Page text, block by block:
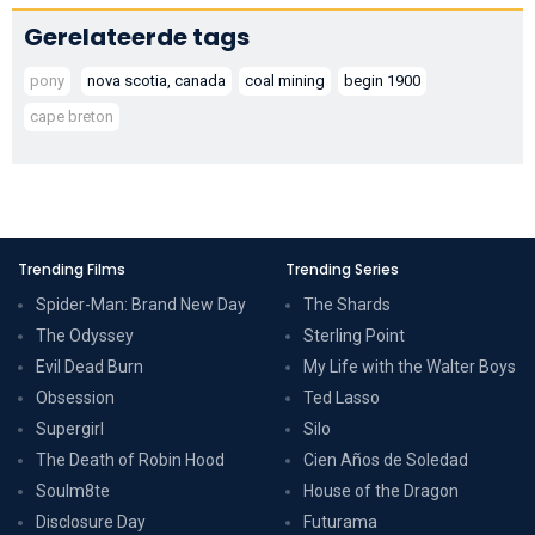
Gerelateerde tags
pony nova scotia, canada coal mining
begin 1900
cape breton
Trending Films
Spider-Man: Brand New Day
The Odyssey
Evil Dead Burn
Obsession
Supergirl
The Death of Robin Hood
Soulm8te
Disclosure Day
Trending Series
The Shards
Sterling Point
My Life with the Walter Boys
Ted Lasso
Silo
Cien Años de Soledad
House of the Dragon
Futurama